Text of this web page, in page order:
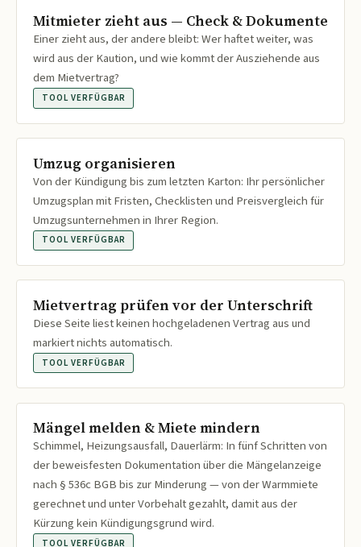
Mitmieter zieht aus — Check & Dokumente
Einer zieht aus, der andere bleibt: Wer haftet weiter, was
wird aus der Kaution, und wie kommt der Ausziehende aus
dem Mietvertrag?
TOOL VERFÜGBAR
Umzug organisieren
Von der Kündigung bis zum letzten Karton: Ihr persönlicher
Umzugsplan mit Fristen, Checklisten und Preisvergleich für
Umzugsunternehmen in Ihrer Region.
TOOL VERFÜGBAR
Mietvertrag prüfen vor der Unterschrift
Diese Seite liest keinen hochgeladenen Vertrag aus und
markiert nichts automatisch.
TOOL VERFÜGBAR
Mängel melden & Miete mindern
Schimmel, Heizungsausfall, Dauerlärm: In fünf Schritten von
der beweisfesten Dokumentation über die Mängelanzeige
nach § 536c BGB bis zur Minderung — von der Warmmiete
gerechnet und unter Vorbehalt gezahlt, damit aus der
Kürzung kein Kündigungsgrund wird.
TOOL VERFÜGBAR